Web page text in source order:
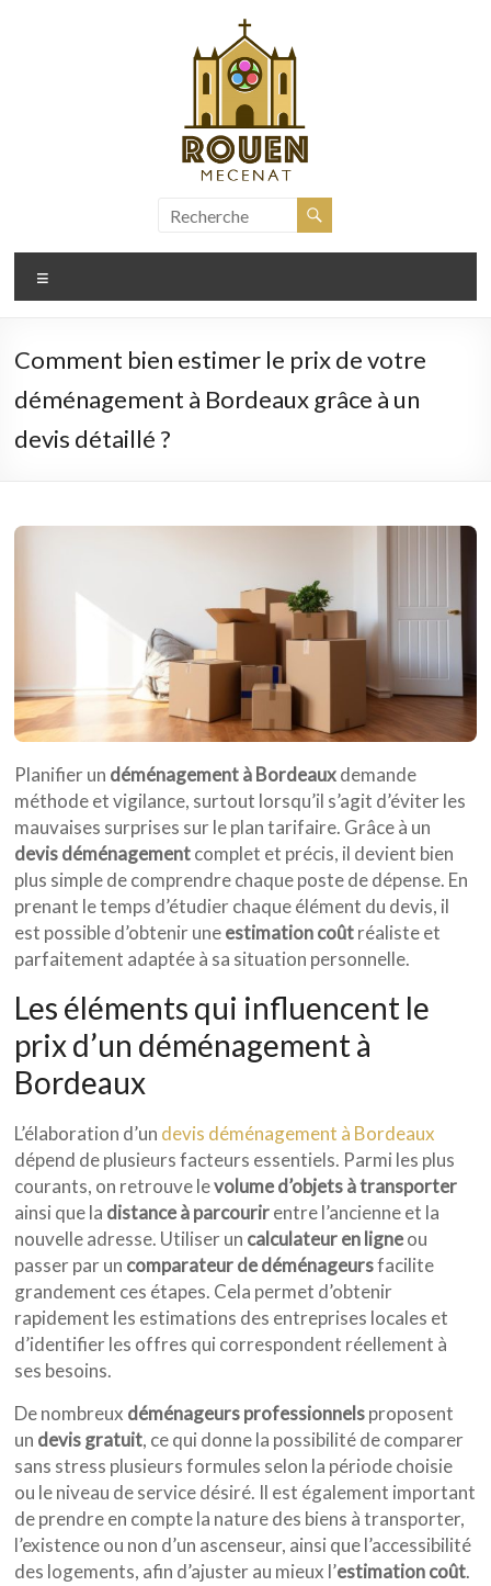
mecenat.fr
Comment bien estimer le prix de votre
déménagement à Bordeaux grâce à un
devis détaillé ?
Planifier un déménagement à Bordeauxdemande
méthode et vigilance, surtout lorsqu’il s’agit d’éviter les
mauvaises surprises sur le plan tarifaire. Grâce à un
devis déménagementcomplet et précis, il devient bien
plus simple de comprendre chaque poste de dépense. En
prenant le temps d’étudier chaque élément du devis, il
est possible d’obtenir uneestimation coûtréaliste et
parfaitement adaptée à sa situation personnelle.
Les éléments qui influencent le
prix d’un déménagement à
Bordeaux
L’élaboration d’un devis déménagement à Bordeaux
dépend de plusieurs facteurs essentiels. Parmi les plus
courants, on retrouve levolume d’objets à transporter
ainsi que la distance à parcourirentre l’ancienne et la
nouvelle adresse. Utiliser un calculateur en ligneou
passer par un comparateur de déménageursfacilite
grandement ces étapes. Cela permet d’obtenir
rapidement les estimations des entreprises locales et
d’identifier les offres qui correspondent réellement à
ses besoins.
De nombreux déménageurs professionnelsproposent
un devis gratuit, ce qui donne la possibilité de comparer
sans stress plusieurs formules selon la période choisie
ou le niveau de service désiré. Il est également important
de prendre en compte la nature des biens à transporter,
l’existence ou non d’un ascenseur, ainsi que l’accessibilité
des logements, afin d’ajuster au mieux l’estimation coût.